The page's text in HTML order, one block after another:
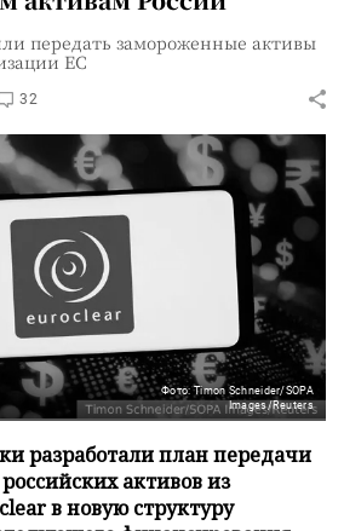
передать замороженные активы
ЕС
32
Фото: Timon Schneider/SOPA
Images/Reuters
разработали план передачи
активов из
в новую структуру